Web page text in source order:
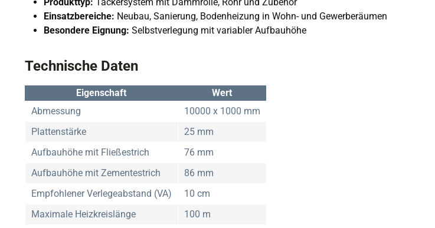
Einsatzbereiche: Neubau, Sanierung, Bodenheizung in Wohn- und Gewerberäumen
Besondere Eignung: Selbstverlegung mit variabler Aufbauhöhe
Technische Daten
Eigenschaft
Wert
Abmessung
10000 x 1000 mm
Plattenstärke
25 mm
Aufbauhöhe mit Fließestrich
76 mm
Aufbauhöhe mit Zementestrich
86 mm
Empfohlener Verlegeabstand (VA)
10 cm
Maximale Heizkreislänge
100 m